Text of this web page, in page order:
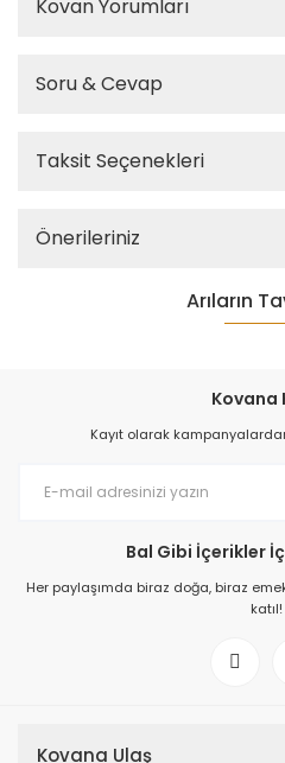
Kovan Yorumları
Soru & Cevap
Taksit Seçenekleri
Önerileriniz
Arıların
Kovana
Kayıt olarak
Bal Gibi İçerikler
Her paylaşımda biraz doğa, biraz
katıl!
Kovana Ulaş